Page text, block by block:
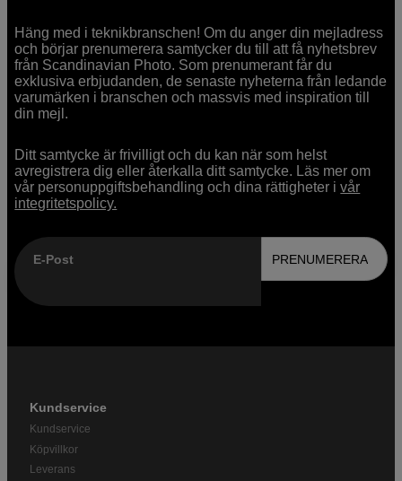
Häng med i teknikbranschen! Om du anger din mejladress
och börjar prenumerera samtycker du till att få nyhetsbrev
från Scandinavian Photo. Som prenumerant får du
exklusiva erbjudanden, de senaste nyheterna från ledande
varumärken i branschen och massvis med inspiration till
din mejl.
Ditt samtycke är frivilligt och du kan när som helst
avregistrera dig eller återkalla ditt samtycke. Läs mer om
vår personuppgiftsbehandling och dina rättigheter ivår
integritetspolicy.
E-Post PRENUMERERA
Kundservice
Kundservice
Köpvillkor
Leverans